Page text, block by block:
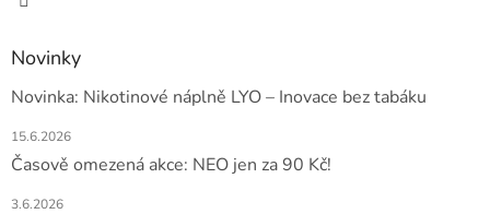
Novinky
Novinka: Nikotinové náplně LYO – Inovace bez tabáku
15.6.2026
Časově omezená akce: NEO jen za 90 Kč!
3.6.2026